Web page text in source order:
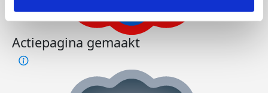
Actiepagina gemaakt